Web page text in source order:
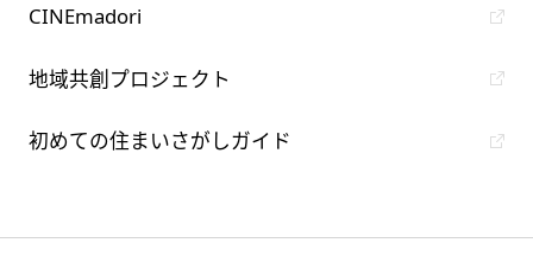
CINEmadori
地域共創プロジェクト
初めての住まいさがしガイド